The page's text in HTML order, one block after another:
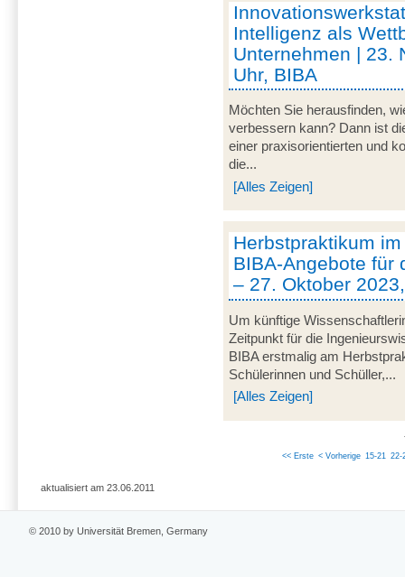
Intelligenz als
Unternehmen | 23.
Uhr, BIBA
Möchten Sie herausfinden,
verbessern kann? Dann ist
einer praxisorientierten und
die...
[Alles Zeigen]
Herbstpraktikum
BIBA-Angebote für
– 27. Oktober
Um künftige
Zeitpunkt für die
BIBA erstmalig am
Schülerinnen und Schüller,...
[Alles Zeigen]
<< Erste < Vorherige 15-21 22-
aktualisiert am 23.06.2011
© 2010 by Universität Bremen, Germany